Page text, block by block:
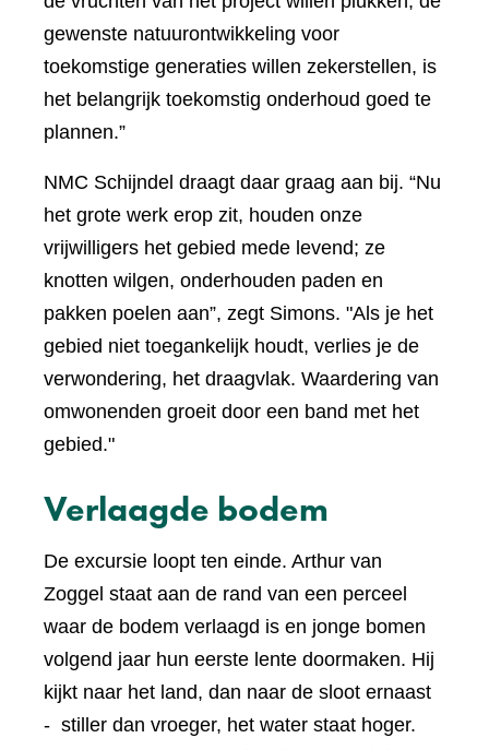
gewenste natuurontwikkeling voor
toekomstige generaties willen zekerstellen, is
het belangrijk toekomstig onderhoud goed te
plannen.”
NMC Schijndel draagt daar graag aan bij. “Nu
het grote werk erop zit, houden onze
vrijwilligers het gebied mede levend; ze
knotten wilgen, onderhouden paden en
pakken poelen aan”, zegt Simons. "Als je het
gebied niet toegankelijk houdt, verlies je de
verwondering, het draagvlak. Waardering van
omwonenden groeit door een band met het
gebied."
Verlaagde bodem
De excursie loopt ten einde. Arthur van
Zoggel staat aan de rand van een perceel
waar de bodem verlaagd is en jonge bomen
volgend jaar hun eerste lente doormaken. Hij
kijkt naar het land, dan naar de sloot ernaast
- stiller dan vroeger, het water staat hoger.